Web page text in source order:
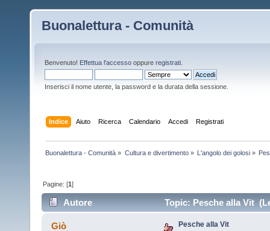
Buonalettura - Comunità
Benvenuto! Effettua l'accesso oppure registrati
Inserisci il nome utente, la password e la durata della sessione.
Indice Aiuto Ricerca Calendario Accedi Registrati
Buonalettura - Comunità » Cultura e divertimento» L'angolo dei golosi»
Pagine: [1]
Autore Topic: Pesche alla Vit
Giò Pesche alla Vit